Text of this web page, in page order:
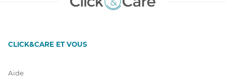
CLICK&CARE ET VOUS
Aide